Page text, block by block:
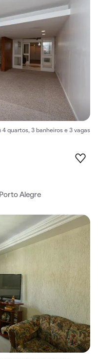
4 quartos, 3 banheiros e 3 vagas
Alegre